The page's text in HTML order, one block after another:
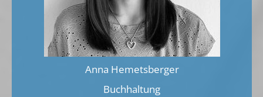
Anna Hemetsberger
Buchhaltung